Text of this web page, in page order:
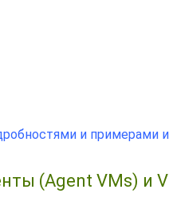
и примерами
(Agent VMs) и